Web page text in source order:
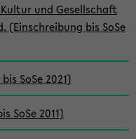
und Gesellschaft
(Einschreibung bis SoSe
SoSe 2021)
SoSe 2011)